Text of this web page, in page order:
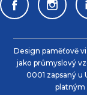
Design paměťově
jako průmyslový
0001 zapsaný u
platným